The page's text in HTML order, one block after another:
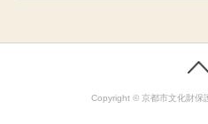
Copyright © 京都市文化財保